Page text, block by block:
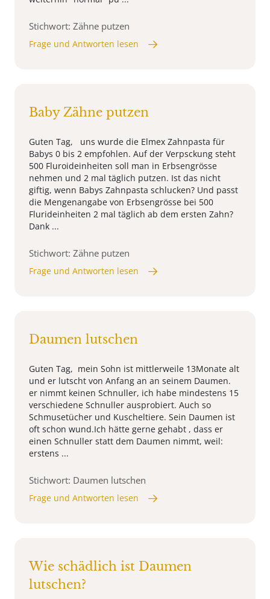
Stichwort: Zähne putzen
Frage und Antworten lesen
Baby Zähne putzen
Guten Tag, uns wurde die Elmex Zahnpasta für
Babys 0 bis 2 empfohlen. Auf der Verpsckung steht
500 Fluroideinheiten soll man in Erbsengrösse
nehmen und 2 mal täglich putzen. Ist das nicht
giftig, wenn Babys Zahnpasta schlucken? Und passt
die Mengenangabe von Erbsengrösse bei 500
Flurideinheiten 2 mal täglich ab dem ersten Zahn?
Dank ...
Stichwort: Zähne putzen
Frage und Antworten lesen
Daumen lutschen
Guten Tag, mein Sohn ist mittlerweile 13Monate alt
und er lutscht von Anfang an an seinem Daumen.
er nimmt keinen Schnuller, ich habe mindestens 15
verschiedene Schnuller ausprobiert. Auch so
Schmusetücher und Kuscheltiere. Sein Daumen ist
oft schon wund.Ich hätte gerne gehabt , dass er
einen Schnuller statt dem Daumen nimmt, weil:
erstens ...
Stichwort: Daumen lutschen
Frage und Antworten lesen
Wie schädlich ist Daumen
lutschen?